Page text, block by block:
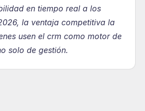
en tiempo real a los
la ventaja competitiva la
usen el crm como motor de
solo de gestión.